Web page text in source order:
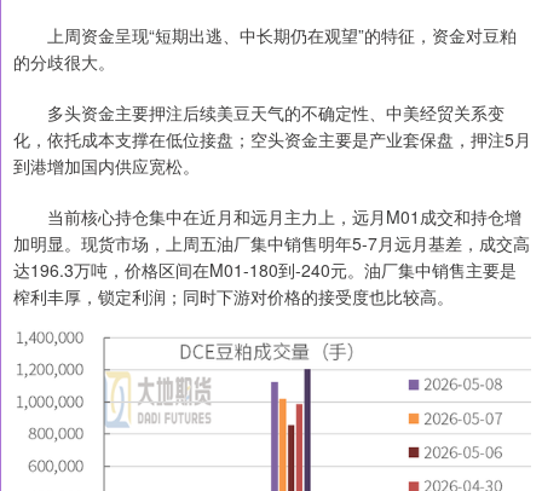
上周资金呈现“短期出逃、中长期仍在观望”的特征，资金对豆粕
的分歧很大。
多头资金主要押注后续美豆天气的不确定性、中美经贸关系变
化，依托成本支撑在低位接盘；空头资金主要是产业套保盘，押注5月
到港增加国内供应宽松。
当前核心持仓集中在近月和远月主力上，远月M01成交和持仓增
加明显。现货市场，上周五油厂集中销售明年5-7月远月基差，成交高
达196.3万吨，价格区间在M01-180到-240元。油厂集中销售主要是
榨利丰厚，锁定利润；同时下游对价格的接受度也比较高。